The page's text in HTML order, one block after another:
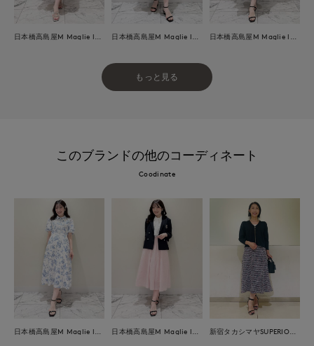
もっと見る
このブランドの他のコーディネート
Coodinate